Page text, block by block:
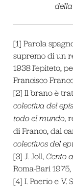
[1] Parola
supremo di un
1938 l’epiteto,
Francisco
[2] Il brano è
colectiva del
todo el mundo,
di Franco, dal
colectivos del
[3] J. Joll, Cento
Roma-Bari 1975,
[4] I. Poerio e V.